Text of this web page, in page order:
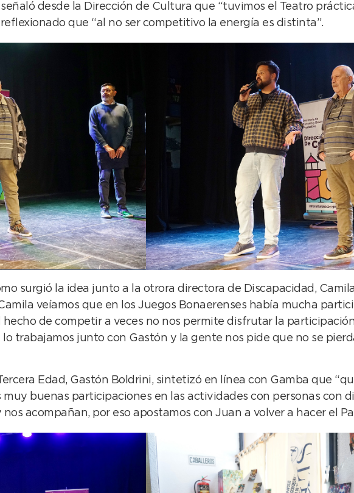
desde la Dirección de Cultura que “tuvimos el Teatro
que “al no ser competitivo la energía es distinta”.
surgió la idea junto a la otrora directora de Discapacidad,
veíamos que en los Juegos Bonaerenses había mucha
de competir a veces no nos permite disfrutar la
trabajamos junto con Gastón y la gente nos pide que no se
Edad, Gastón Boldrini, sintetizó en línea con Gamba que
buenas participaciones en las actividades con personas con
acompañan, por eso apostamos con Juan a volver a hacer el